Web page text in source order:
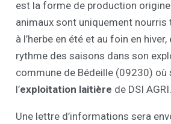
est la forme de production
animaux sont uniquement
à l’herbe en été et au foin en
rythme des saisons dans son
commune de Bédeille (09230) où
l’exploitation laitière de DSI AGRI.
Une lettre d’informations sera